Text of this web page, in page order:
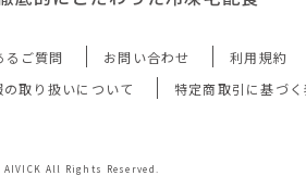
るご質問 お問い合わせ
利用規約
取り扱いについて 特定商取引に基づ
AIVICK All Rights Reserved.